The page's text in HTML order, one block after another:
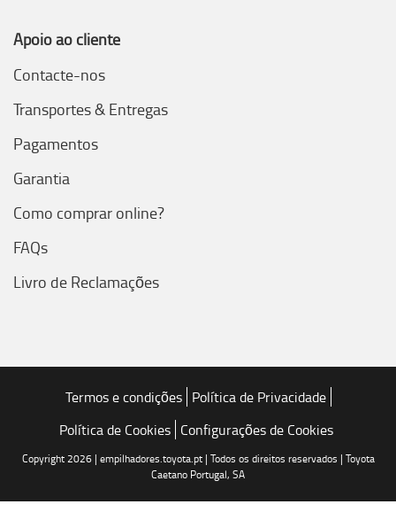
Apoio ao cliente
Contacte-nos
Transportes & Entregas
Pagamentos
Garantia
Como comprar online?
FAQs
Livro de Reclamações
Termos e condições Política de Privacidade
Política de Cookies Configurações de Cookies
Copyright 2026 | empilhadores.toyota.pt | Todos os direitos reservados | Toyota
Caetano Portugal, SA